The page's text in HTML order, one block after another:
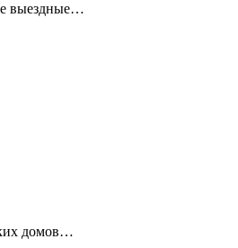
выездные…
домов…